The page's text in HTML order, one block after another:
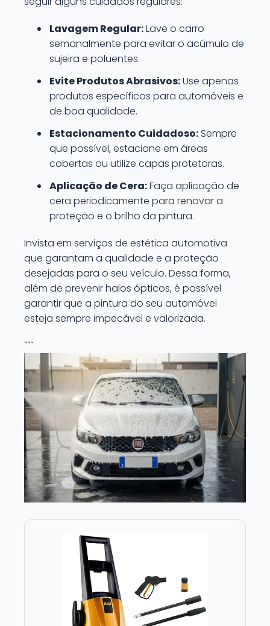
Lavagem Regular:Lave o carro
semanalmente para evitar o acúmulo de
sujeira e poluentes.
Evite Produtos Abrasivos:Use apenas
produtos específicos para automóveis e
de boa qualidade.
Estacionamento Cuidadoso: Sempre
que possível, estacione em áreas
cobertas ou utilize capas protetoras.
Aplicação de Cera:Faça aplicação de
cera periodicamente para renovar a
proteção e o brilho da pintura.
Invista em serviços de estética automotiva
que garantam a qualidade e a proteção
desejadas para o seu veículo. Dessa forma,
além de prevenir halos ópticos, é possível
garantir que a pintura do seu automóvel
esteja sempre impecável e valorizada.
```